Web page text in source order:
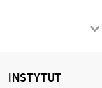
INSTYTUT